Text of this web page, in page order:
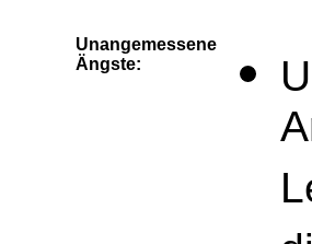
Unangemessene
Ängste: